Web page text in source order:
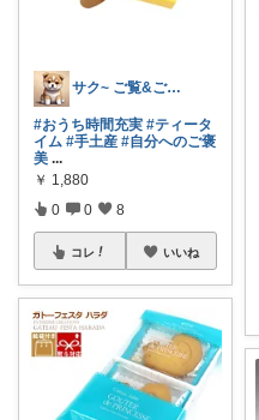
サク~ ご覧&ご購入ありがとうございます
#おうち時間充実 #ティータ
イム #手土産 #自分へのご褒
美 ...
￥ 1,880
0 0 8
コレ いいね